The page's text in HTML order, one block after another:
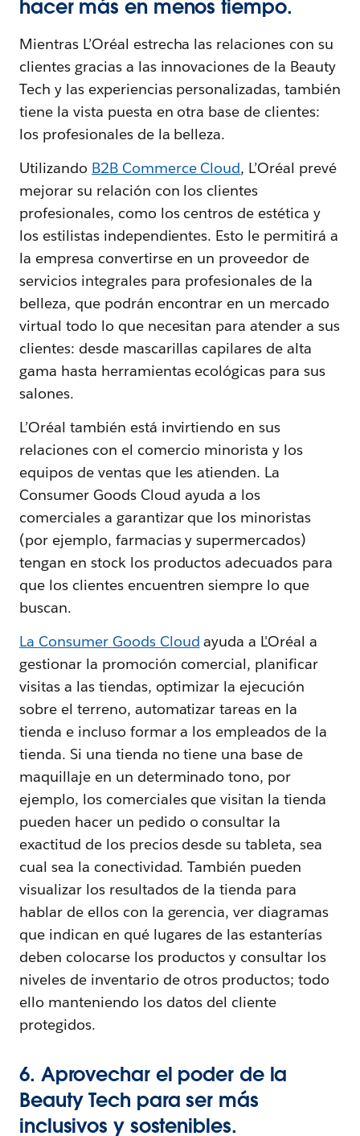
hacer más en menos tiempo.
Mientras L’Oréal estrecha las relaciones con su
clientes gracias a las innovaciones de la Beauty
Tech y las experiencias personalizadas, también
tiene la vista puesta en otra base de clientes:
los profesionales de la belleza.
Utilizando B2B Commerce Cloud, L’Oréal prevé
mejorar su relación con los clientes
profesionales, como los centros de estética y
los estilistas independientes. Esto le permitirá a
la empresa convertirse en un proveedor de
servicios integrales para profesionales de la
belleza, que podrán encontrar en un mercado
virtual todo lo que necesitan para atender a sus
clientes: desde mascarillas capilares de alta
gama hasta herramientas ecológicas para sus
salones.
L’Oréal también está invirtiendo en sus
relaciones con el comercio minorista y los
equipos de ventas que les atienden. La
Consumer Goods Cloud ayuda a los
comerciales a garantizar que los minoristas
(por ejemplo, farmacias y supermercados)
tengan en stock los productos adecuados para
que los clientes encuentren siempre lo que
buscan.
La Consumer Goods Cloud ayuda a L'Oréal a
gestionar la promoción comercial, planificar
visitas a las tiendas, optimizar la ejecución
sobre el terreno, automatizar tareas en la
tienda e incluso formar a los empleados de la
tienda. Si una tienda no tiene una base de
maquillaje en un determinado tono, por
ejemplo, los comerciales que visitan la tienda
pueden hacer un pedido o consultar la
exactitud de los precios desde su tableta, sea
cual sea la conectividad. También pueden
visualizar los resultados de la tienda para
hablar de ellos con la gerencia, ver diagramas
que indican en qué lugares de las estanterías
deben colocarse los productos y consultar los
niveles de inventario de otros productos; todo
ello manteniendo los datos del cliente
protegidos.
6. Aprovechar el poder de la
Beauty Tech para ser más
inclusivos y sostenibles.